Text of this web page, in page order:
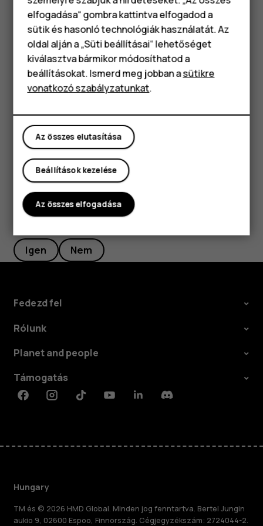
Okostelefonok
Klasszikus telefonok
Tartozékok
Táblagépek
üzeneteket. Csúsztassa ujját a lefelé a képernyő
tetejétől, és koppintson az üzenetre.
Válaszküldés
Koppintson az Üzenetek lehetőségre.
Koppintson arra az üzenetre, amelyre válaszolni
Írja be válaszát az üzenet alatti szövegmezőbe, és
koppintson asendlehetőségre.
Hasznosnak találtad?
Igen Nem
Fedezd fel
Rólunk
Planet and people
Támogatás
FacebookInstagramTiktokYoutubeLinkedinDiscord
Hungary
TM és © 2026 HMD Global. Minden jog fenntartva. Bertel Jungin
aukio 9, 02600 Espoo, Finnország. Cégjegyzékszám: 2724044-2.
elfogadása“ gombra kattintva elfogadod a
sütik és hasonló technológiák használatát. Az
oldal alján a „Süti beállításai“ lehetőséget
kiválasztva bármikor módosíthatod a
beállításokat. Ismerd meg jobban asütikre
vonatkozó szabályzatunkat.
Az összes elutasítása
Beállítások kezelése
Az összes elfogadása